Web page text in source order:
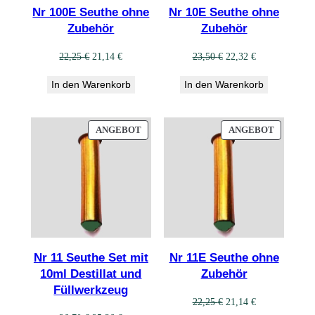
Nr 100E Seuthe ohne
Zubehör
22,25€ Ursprünglicher
war:
21,14€Aktueller
ist:
In den Warenkorb
Nr 10E Seuthe ohne
Zubehör
23,50€ Ursprünglicher
war:
22,32 €Aktueller
ist:
In den Warenkorb
ANGEBOTPRODUKT
Nr 11 Seuthe Set mit
10ml Destillat und
Füllwerkzeug
ANGEBOT
Nr 11E Seuthe ohne
Zubehör
22,25€ Ursprünglicher
21,14 €Aktueller